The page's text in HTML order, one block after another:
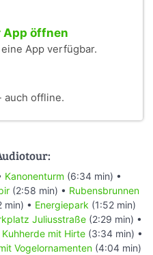
App öffnen
App verfügbar.
auch offline.
Kanonenturm (6:34 min) •
(2:58 min) • Rubensbrunnen
min) • Energiepark (1:52 min)
Juliusstraße (2:29 min) •
Kuhherde mit Hirte (3:34 min) •
Vogelornamenten (4:04 min)